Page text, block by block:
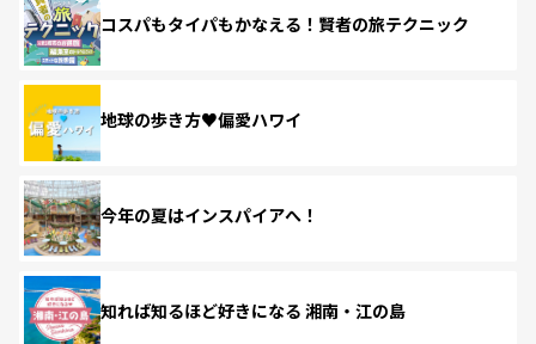
コスパもタイパもかなえる！賢者の旅テクニック
地球の歩き方♥偏愛ハワイ
今年の夏はインスパイアへ！
知れば知るほど好きになる 湘南・江の島